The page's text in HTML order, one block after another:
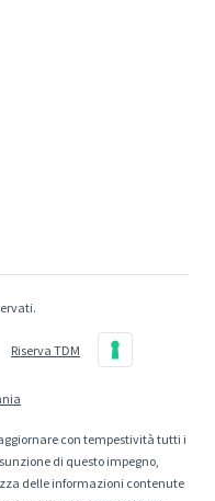
Riserva TDM
con tempestività tutti i
di questo impegno,
delle informazioni contenute